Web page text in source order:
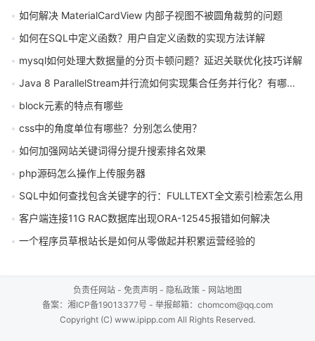
如何解决 MaterialCardView 内部子视图不被圆角裁剪的问题
如何在SQL中定义函数？用户自定义函数的实现方法详解
mysql如何处理大数据量的分页卡顿问题？延迟关联优化技巧详解
Java 8 ParallelStream并行流如何实现集合任务并行化？有哪些常见陷阱？
block元素的特点有哪些
css中的角度单位有哪些？分别怎么使用？
如何加强网站关键词得分提升搜索排名效果
php源码怎么操作上传服务器
SQL中如何查找包含关键字的行：FULLTEXT全文索引检索怎么用
客户端连接11G RAC数据库出现ORA-12545报错如何解决
一个程序员草根站长是如何从零做起并积累运营经验的
负责任网站 - 免责声明 - 隐私政策 - 网站地图
备案： 湘ICP备19013377号 - 举报邮箱：chomcom@qq.com
Copyright (C) www.ipipp.com All Rights Reserved.